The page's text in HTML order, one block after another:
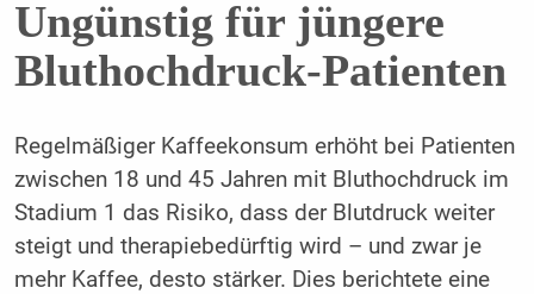
Ungünstig für jüngere
Bluthochdruck-Patienten
Regelmäßiger Kaffeekonsum erhöht bei Patienten
zwischen 18 und 45 Jahren mit Bluthochdruck im
Stadium 1 das Risiko, dass der Blutdruck weiter
steigt und therapiebedürftig wird – und zwar je
mehr Kaffee, desto stärker. Dies berichtete eine